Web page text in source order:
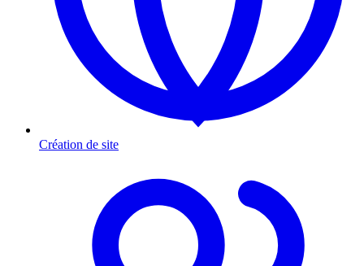
Création de site